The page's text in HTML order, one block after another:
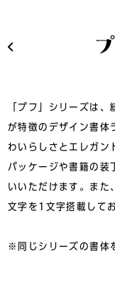
「プフ」シリーズは
が特徴のデザイン書体
わいらしさとエレガン
パッケージや書籍の装
いいただけます。また
文字を1文字搭載して
※同じシリーズの書